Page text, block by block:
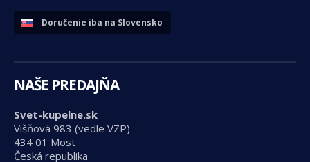
Doručenie iba na Slovensko
NAŠE PREDAJŇA
Svet-kupelne.sk
Višňová 983 (vedle VZP)
434 01 Most
Česká republika